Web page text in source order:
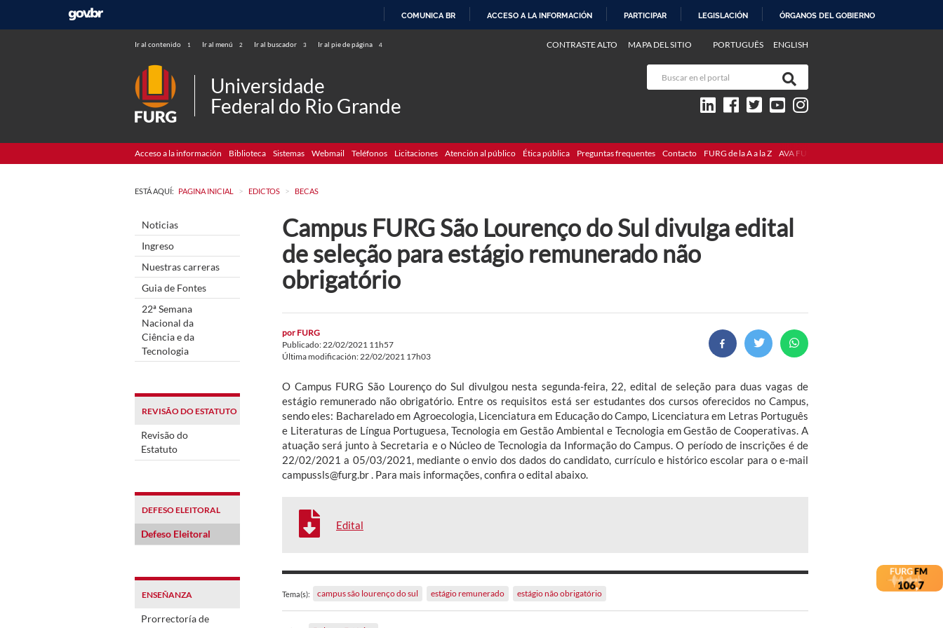
COMUNICA BR ACCESO A LA INFORMACIÓN PARTICIPAR LEGISLACIÓN ÓRGANOS DEL GOBIERNO
Ir al contenido 1 Ir al menú 2 Ir al buscador 3 Ir al pie de página 4 PORTUGUÊS ENGLISH
CONTRASTE ALTO MAPA DEL SITIO
Universidade
Federal do Rio Grande
Acceso a la información Biblioteca Sistemas Webmail Teléfonos Licitaciones Atención al público Ética pública Preguntas frequentes Contacto FURG de la A a la Z AVA FURG
ESTÁ AQUÍ: PAGINA INICIAL > EDICTOS > BECAS
Noticias
Ingreso
Nuestras carreras
Guia de Fontes
22ª Semana
Nacional da
Ciência e da
Tecnologia
REVISÃO DO ESTATUTO
Revisão do
Estatuto
DEFESO ELEITORAL
Defeso Eleitoral
ENSEÑANZA
Prorrectoría de
Campus FURG São Lourenço do Sul divulga edital
de seleção para estágio remunerado não
obrigatório
por FURG
Publicado: 22/02/2021 11h57
Última modificación: 22/02/2021 17h03
O Campus FURG São Lourenço do Sul divulgou nesta segunda-feira, 22, edital de seleção para duas vagas de
estágio remunerado não obrigatório. Entre os requisitos está ser estudantes dos cursos oferecidos no Campus,
sendo eles: Bacharelado em Agroecologia, Licenciatura em Educação do Campo, Licenciatura em Letras Português
e Literaturas de Língua Portuguesa, Tecnologia em Gestão Ambiental e Tecnologia em Gestão de Cooperativas. A
atuação será junto à Secretaria e o Núcleo de Tecnologia da Informação do Campus. O período de inscrições é de
22/02/2021 a 05/03/2021, mediante o envio dos dados do candidato, currículo e histórico escolar para o e-mail
campussls@furg.br . Para mais informações, confira o edital abaixo.
Edital
Tema(s): campus são lourenço do sul estágio remunerado estágio não obrigatório